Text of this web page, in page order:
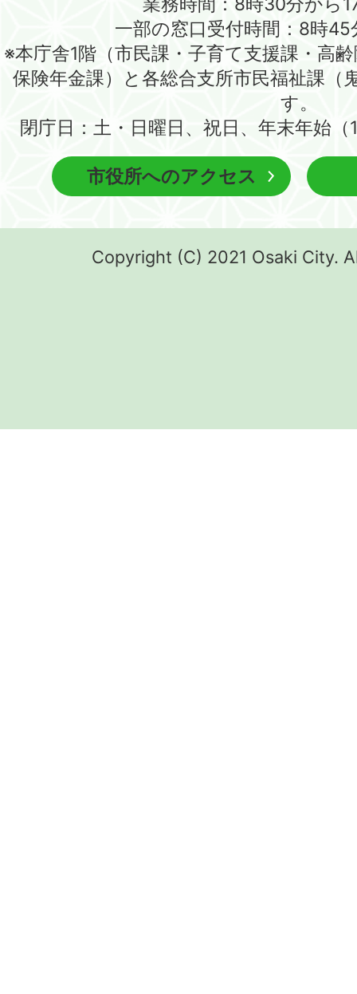
一部の窓口受付時間：8時
※本庁舎1階（市民課・子育て支援課・高
保険年金課）と各総合支所市民福祉課（
す。
閉庁日：土・日曜日、祝日、年末年始
市役所へのアクセス
Copyright (C) 2021 Osaki City.